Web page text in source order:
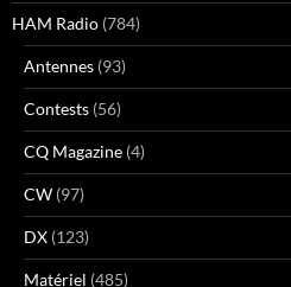
HAM Radio (784)
Antennes (93)
Contests (56)
CQ Magazine (4)
CW (97)
DX (123)
Matériel (485)